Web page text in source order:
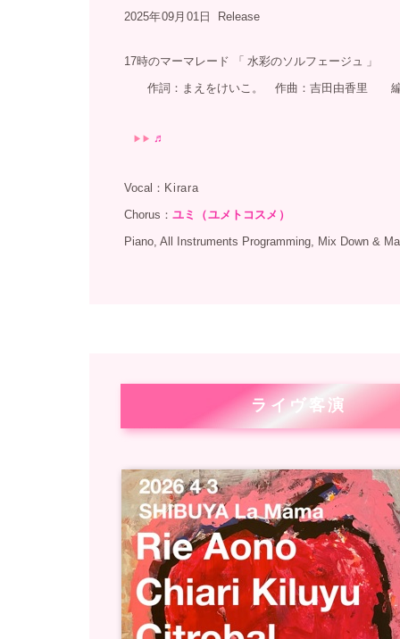
2025年09月 01日 Release
17時のマーマレード 「 水彩のソルフェージュ 」
作詞：まえをけいこ。 作曲：吉田由香里
▶︎▶︎ ♬
Vocal： Kirara：
Chorus： ユミ（ユメトコスメ ）
Piano, All Instruments Programming, Mix Down &
ライヴ客演